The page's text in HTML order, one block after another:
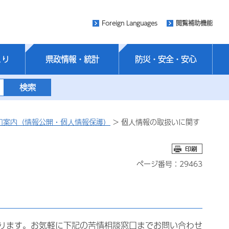
Foreign Languages 閲覧補助機能
県政情報・統計 防災・安全・安心
案内（情報公開・個人情報保護） > 個人情報の取扱いに関す
ページ番号：29463
す。お気軽に下記の苦情相談窓口までお問い合わせ